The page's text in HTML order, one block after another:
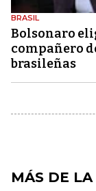
BRASIL
Bolsonaro
compañero
brasileñas
MÁS DE